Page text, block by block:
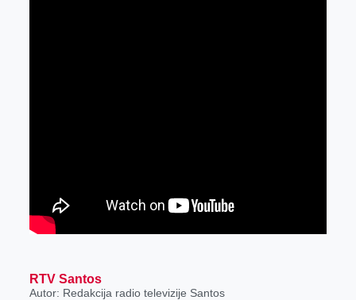
RTV Santos
Autor: Redakcija radio televizije Santos